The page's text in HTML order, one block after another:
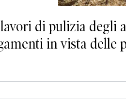
di pulizia degli
in vista delle